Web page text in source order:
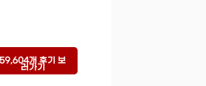
59,604개 후기 보
러가기